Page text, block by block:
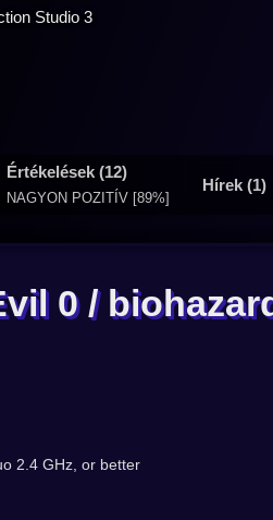
Studio 3
Értékelések (12)
NAGYON POZITÍV [89%]
Hírek (1)
0 /
2.4 GHz, or better